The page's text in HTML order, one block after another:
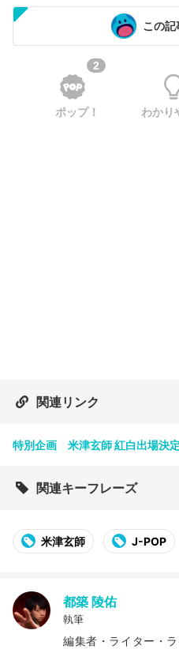
この記
2
ポップ！ わかり
関連リンク
特別企画 米津玄師 紅白出場決
関連キーフレーズ
米津玄師 J-POP
都築 陵佑
執筆
編集者・ライター・